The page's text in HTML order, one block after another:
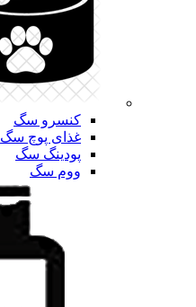
کنسرو سگ
غذای پوچ سگ
پودینگ سگ
ووم سگ